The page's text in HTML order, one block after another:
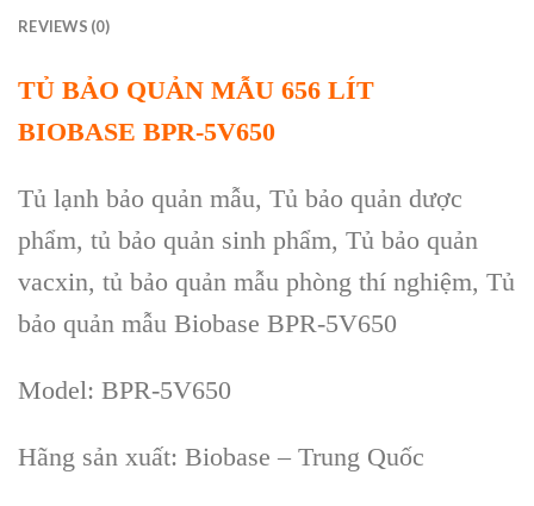
REVIEWS (0)
TỦ BẢO QUẢN MẪU 656 LÍT
BIOBASE BPR-5V650
Tủ lạnh bảo quản mẫu, Tủ bảo quản dược
phẩm, tủ bảo quản sinh phẩm, Tủ bảo quản
vacxin, tủ bảo quản mẫu phòng thí nghiệm, Tủ
bảo quản mẫu Biobase BPR-5V650
Model: BPR-5V650
Hãng sản xuất: Biobase – Trung Quốc